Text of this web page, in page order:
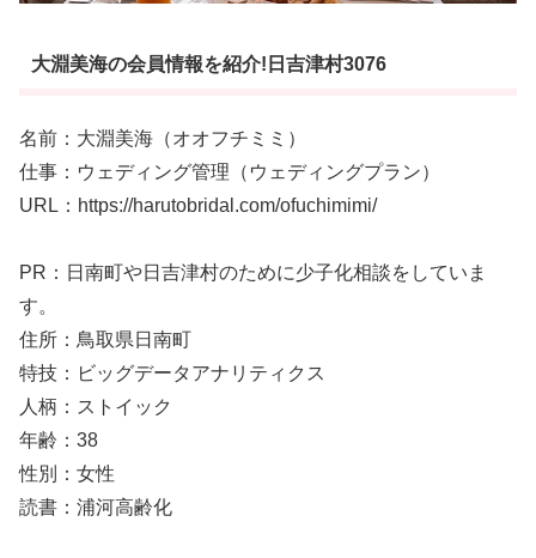
大淵美海の会員情報を紹介!日吉津村3076
名前：大淵美海（オオフチミミ）
仕事：ウェディング管理（ウェディングプラン）
URL：https://harutobridal.com/ofuchimimi/
PR：日南町や日吉津村のために少子化相談をしていま
す。
住所：鳥取県日南町
特技：ビッグデータアナリティクス
人柄：ストイック
年齢：38
性別：女性
読書：浦河高齢化